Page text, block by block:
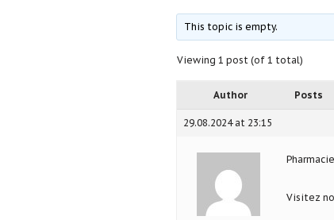
This topic is empty.
Viewing 1 post (of 1 total)
Author Posts
29.08.2024 at 23:15
Visitez